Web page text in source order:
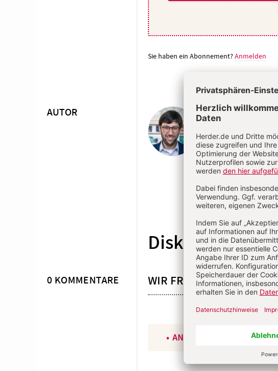
Sie haben ein Abonnement?Anmelden
Überschrift
AUTOR Fabian Brand
Fabian Brand
Dogmengeschichte
Bochum. Er war von
der Katholischen
theol., 2025
Diskussion
0 KOMMENTARE WIR FREUEN UNS ÜBER
ANGEMELDET